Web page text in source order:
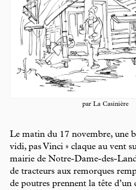
par La Casinière
Le matin du 17 novembre, une
vidi, pas Vinci » claque au vent
mairie de Notre-Dame-des-
de tracteurs aux remorques
de poutres prennent la tête d’un